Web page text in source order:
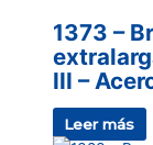
1373 –
III –
Leer más